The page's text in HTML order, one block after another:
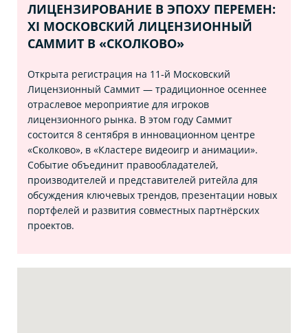
ЛИЦЕНЗИРОВАНИЕ В ЭПОХУ ПЕРЕМЕН:
XI МОСКОВСКИЙ ЛИЦЕНЗИОННЫЙ
САММИТ В «СКОЛКОВО»
Открыта регистрация на 11‑й Московский
Лицензионный Саммит — традиционное осеннее
отраслевое мероприятие для игроков
лицензионного рынка. В этом году Саммит
состоится 8 сентября в инновационном центре
«Сколково», в «Кластере видеоигр и анимации».
Событие объединит правообладателей,
производителей и представителей ритейла для
обсуждения ключевых трендов, презентации новых
портфелей и развития совместных партнёрских
проектов.